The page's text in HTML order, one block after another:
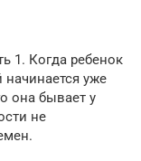
1. Когда ребенок
уже
она бывает у
не